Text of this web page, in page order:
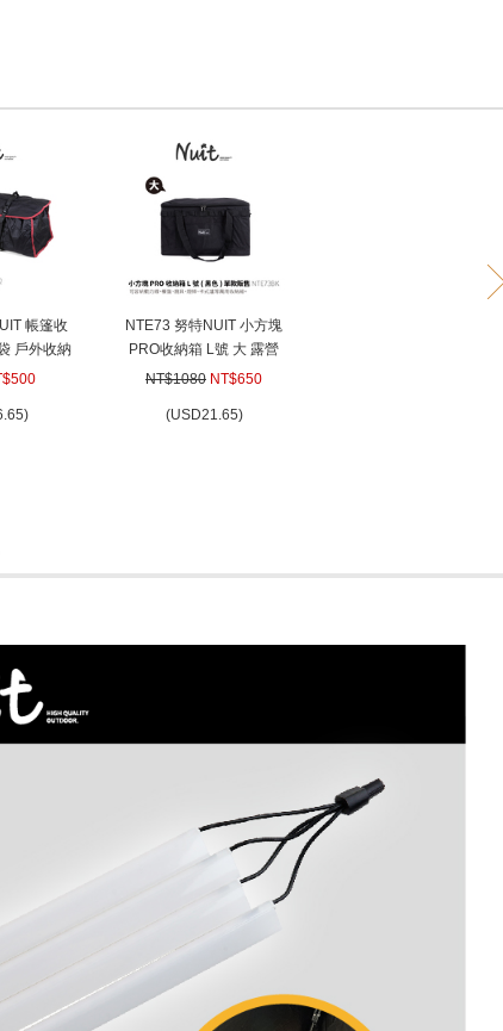
帳篷收
戶外收納
型收納袋
NTE73 努特NUIT 小方塊
PRO收納箱 L號 大 露營
收納箱 收納包 露營箱 露
NT$1080 NT$650
(USD21.65)
next